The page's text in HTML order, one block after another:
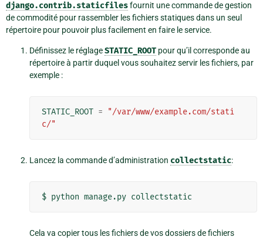
django.contrib.staticfilesfournit une commande de gestion
de commodité pour rassembler les fichiers statiques dans un seul
répertoire pour pouvoir plus facilement en faire le service.
Définissez le réglageSTATIC_ROOT pour qu’il corresponde au
répertoire à partir duquel vous souhaitez servir les fichiers, par
exemple :
STATIC_ROOT =
"/var/www/example.com/stati
c/"
Lancez la commande d’administration collectstatic:
$ python manage.py
Cela va copier tous les fichiers de vos dossiers de fichiers